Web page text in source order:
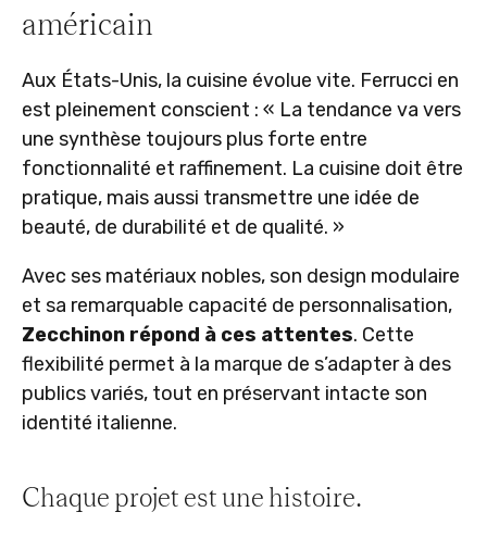
américain
Aux États-Unis, la cuisine évolue vite. Ferrucci en
est pleinement conscient : « La tendance va vers
une synthèse toujours plus forte entre
fonctionnalité et raffinement. La cuisine doit être
pratique, mais aussi transmettre une idée de
beauté, de durabilité et de qualité. »
Avec ses matériaux nobles, son design modulaire
et sa remarquable capacité de personnalisation,
Zecchinon répond à ces attentes. Cette
flexibilité permet à la marque de s’adapter à des
publics variés, tout en préservant intacte son
identité italienne.
Chaque projet est une histoire.